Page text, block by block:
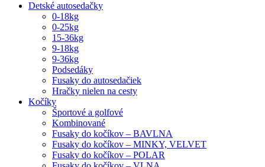
Detské autosedačky
0-18kg
0-25kg
15-36kg
9-18kg
9-36kg
Podsedáky
Fusaky do autosedačiek
Hračky nielen na cesty
Kočíky
Športové a golfové
Kombinované
Fusaky do kočíkov – BAVLNA
Fusaky do kočíkov – MINKY, VELVET
Fusaky do kočíkov – POLAR